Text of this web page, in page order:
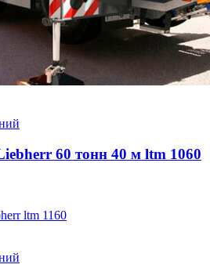
60 тонн 40 м ltm 1060